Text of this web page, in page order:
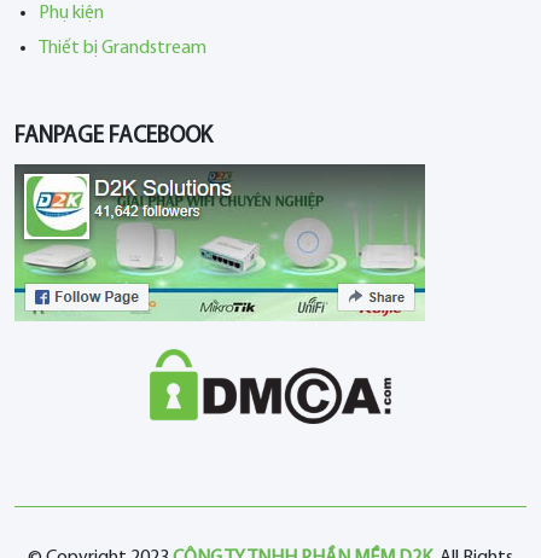
Phụ kiện
Thiết bị Grandstream
FANPAGE FACEBOOK